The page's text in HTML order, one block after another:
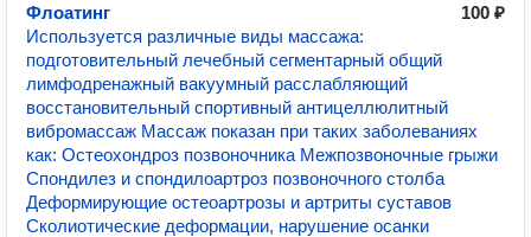
Флоатинг
100 ₽
Используется различные виды массажа:
подготовительный лечебный сегментарный общий
лимфодренажный вакуумный расслабляющий
восстановительный спортивный антицеллюлитный
вибромассаж Массаж показан при таких заболеваниях
как: Остеохондроз позвоночника Межпозвоночные грыжи
Спондилез и спондилоартроз позвоночного столба
Деформирующие остеоартрозы и артриты суставов
Сколиотические деформации, нарушение осанки